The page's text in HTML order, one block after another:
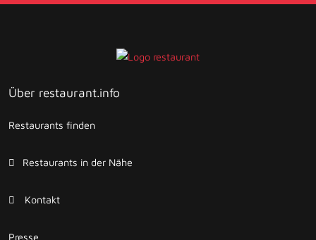
Über restaurant.info
Restaurants finden
Restaurants in der Nähe
Kontakt
Presse